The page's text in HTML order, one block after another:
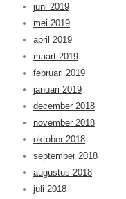
juni 2019
mei 2019
april 2019
maart 2019
februari 2019
januari 2019
december 2018
november 2018
oktober 2018
september 2018
augustus 2018
juli 2018